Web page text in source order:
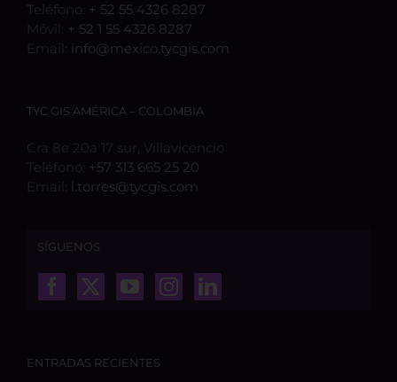
Teléfono: + 52 55 4326 8287
Móvil: + 52 1 55 4326 8287
Email: info@mexico.tycgis.com
TYC GIS AMÉRICA – COLOMBIA
Cra 8e 20a 17 sur, Villavicencio
Teléfono: +57 313 665 25 20
Email: l.torres@tycgis.com
SÍGUENOS
ENTRADAS RECIENTES